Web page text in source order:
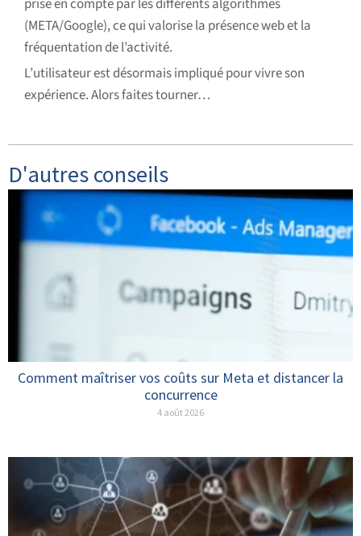
prise en compte par les différents algorithmes
(META/Google), ce qui valorise la présence web et la
fréquentation de l’activité.
L’utilisateur est désormais impliqué pour vivre son
expérience. Alors faites tourner…
D'autres conseils
Comment maîtriser vos coûts sur Meta et distancer la
concurrence
4 août 2026